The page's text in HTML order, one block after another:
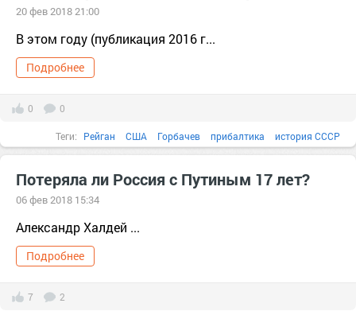
20 фев 2018 21:00
В этом году (публикация 2016 г...
Подробнее
0 0
Теги: Рейган США Горбачев прибалтика история СССР
Потеряла ли Россия с Путиным 17 лет?
06 фев 2018 15:34
Александр Халдей ...
Подробнее
7 2